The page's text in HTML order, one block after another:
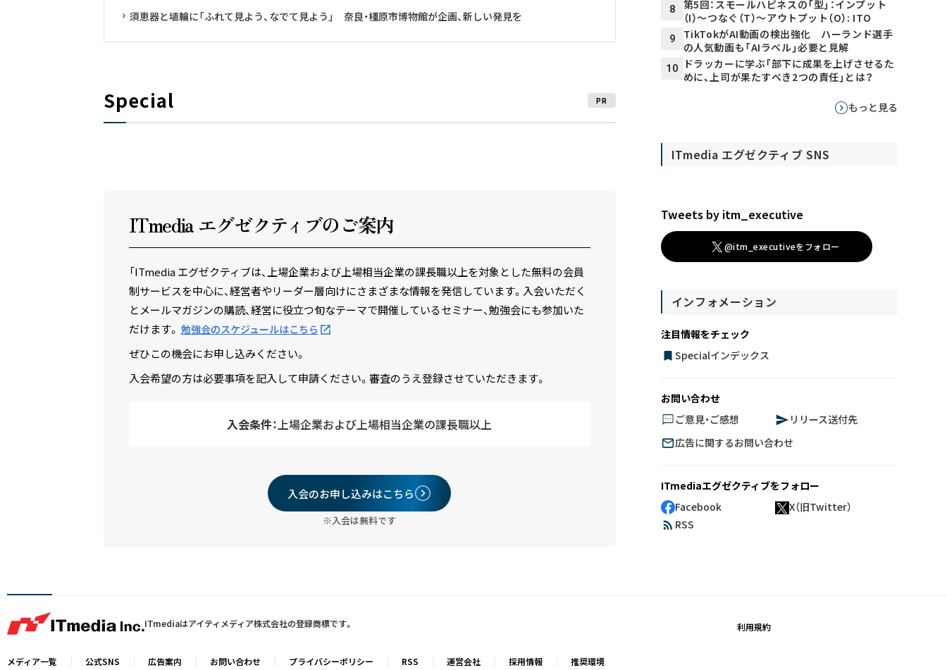
須恵器と埴輪に「ふれて見よう、なでて見よう」 奈良・橿原市博物館が企画、新しい発見を
Special PR
ITmedia エグゼクティ ブのご案内
「ITmedia エグゼクティブは、上場企業および上場相当企業の課長職以上を対象とした無料の会員
制サービスを中心に、経営者やリーダー層向けにさまざまな情報を発信しています。入会いただく
とメールマガジンの購読、経営に役立つ旬なテーマで開催しているセミナー、勉強会にも参加いた
だけます。 勉強会のスケジュールはこちら
ぜひこの機会にお申し込みください。
入会希望の方は必要事項を記入して申請ください。審査のうえ登録させていただきます。
入会条件：上場企業および上場相当企業の課長職以上
入会のお申し込みはこちら
※入会は無料です
8
第5回：スモールハピネスの「型」：インプット
（I）～つなぐ（T）～アウトプット（O）: ITO
9
TikTokがAI動画の検出強化 ハーランド選手
の人気動画も「AIラベル」必要と見解
10
ドラッカーに学ぶ「部下に成果を上げさせるた
めに、上司が果たすべき2つの責任」とは？
もっと見る
ITmedia エグゼクティブ SNS
Tweets by itm_executive
@itm_executiveをフォロー
インフォメーション
注目情報をチェック
Specialインデックス
お問い合わせ
ご意見・ご感想
リリース送付先
広告に関するお問い合わせ
ITmediaエグゼクティブをフォロー
Facebook
X（旧Twitter）
RSS
ITmediaはアイティメディア株式会社の登録商標です。 利用規約
メディア一覧 公式SNS 広告案内 お問い合わせ プライバシーポリシー RSS 運営会社 採用情報 推奨環境